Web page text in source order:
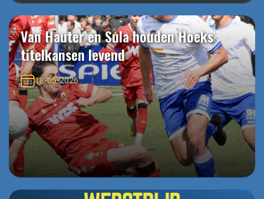
Van Hauter en Sula houden Hoeks
titelkansen levend
18-05-2026